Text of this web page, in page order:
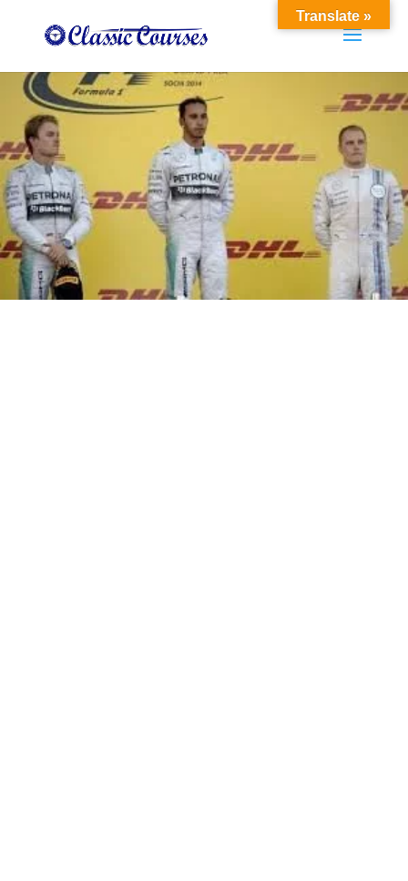
Translate »